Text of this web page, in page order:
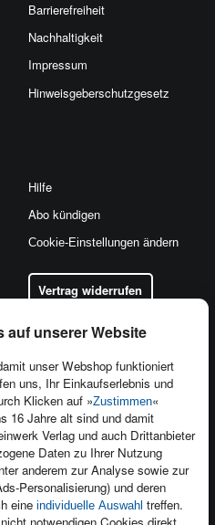
auf unserer Website
unser Webshop funktioniert
uns, Ihr Einkaufserlebnis und
Klicken auf »Zustimmen«
16 Jahre alt sind und damit
Verlag und auch Drittanbieter
Daten zu Ihrer Nutzung
anderem zur Analyse sowie zur
Personalisierung) und deren
eine individuelle Auswahl treffen.
Barrierefreiheit
Nachhaltigkeit
Impressum
Hinweis­geber­schutz­gesetz
Produktfeedback
Foreign Rights
Ein Buch schreiben
Hilfe
Abo kündigen
Cookie-Einstellungen ändern
Vertrag widerrufen